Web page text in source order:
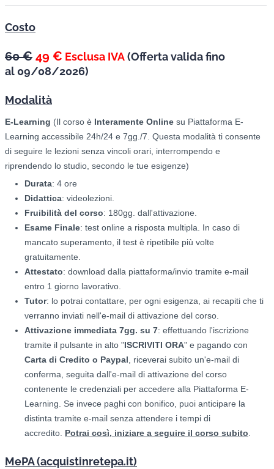
Costo
60 € 49 € Esclusa IVA(Offerta valida fino
al 09/08/2026)
Modalità
E-Learning (Il corso è Interamente Online su Piattaforma E-
Learning accessibile 24h/24 e 7gg./7. Questa modalità ti consente
di seguire le lezioni senza vincoli orari, interrompendo e
riprendendo lo studio, secondo le tue esigenze)
Durata: 4 ore
Didattica: videolezioni.
Fruibilità del corso: 180gg. dall'attivazione.
Esame Finale: test online a risposta multipla. In caso di
mancato superamento, il test è ripetibile più volte
gratuitamente.
Attestato: download dalla piattaforma/invio tramite e-mail
entro 1 giorno lavorativo.
Tutor: lo potrai contattare, per ogni esigenza, ai recapiti che ti
verranno inviati nell'e-mail di attivazione del corso.
Attivazione immediata 7gg. su 7: effettuando l'iscrizione
tramite il pulsante in alto "ISCRIVITI ORA" e pagando con
Carta di Credito o Paypal, riceverai subito un'e-mail di
conferma, seguita dall'e-mail di attivazione del corso
contenente le credenziali per accedere alla Piattaforma E-
Learning. Se invece paghi con bonifico, puoi anticipare la
distinta tramite e-mail senza attendere i tempi di
accredito. Potrai così, iniziare a seguire il corso subito.
MePA (acquistinretepa.it)